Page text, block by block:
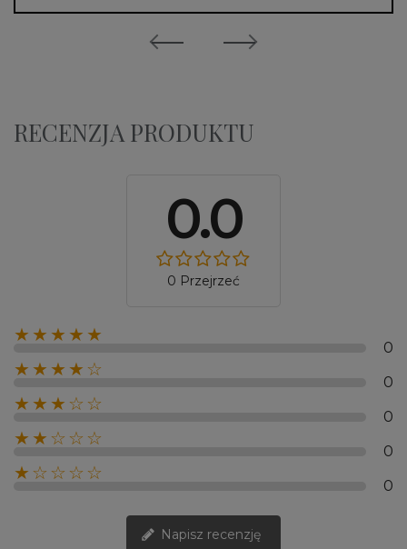
RECENZJA PRODUKTU
0.0
0 Przejrzeć
★★★★★
0
★★★★☆
0
★★★☆☆
0
★★☆☆☆
0
★☆☆☆☆
0
Napisz recenzję